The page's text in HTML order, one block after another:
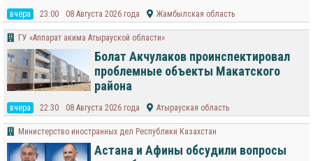
вчера 23:00 08 Августа 2026 года Жамбылская область
ГУ «Аппарат акима Атырауской области»
Болат Акчулаков проинспектировал
проблемные объекты Макатского
района
вчера 22:30 08 Августа 2026 года Атырауская область
Министерство иностранных дел Республики Казахстан
Астана и Афины обсудили вопросы